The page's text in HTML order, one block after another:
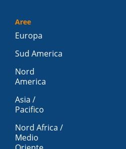
Aree
Europa
Sud America
Nord
America
Asia /
Pacifico
Nord Africa /
Medio